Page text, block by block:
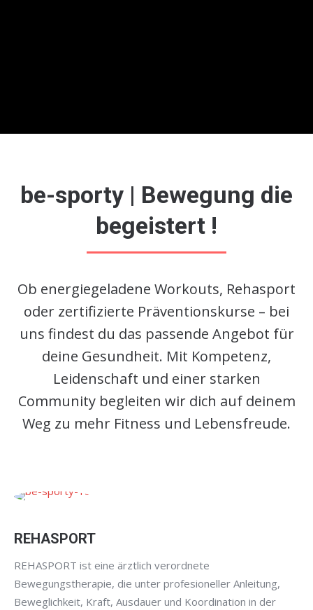
be-sporty | Bewegung die
begeistert !
Ob energiegeladene Workouts, Rehasport
oder zertifizierte Präventionskurse – bei
uns findest du das passende Angebot für
deine Gesundheit. Mit Kompetenz,
Leidenschaft und einer starken
Community begleiten wir dich auf deinem
Weg zu mehr Fitness und Lebensfreude.
REHASPORT
REHASPORT ist eine ärztlich verordnete
Bewegungstherapie, die unter profesioneller Anleitung,
Beweglichkeit, Kraft, Ausdauer und Koordination in der